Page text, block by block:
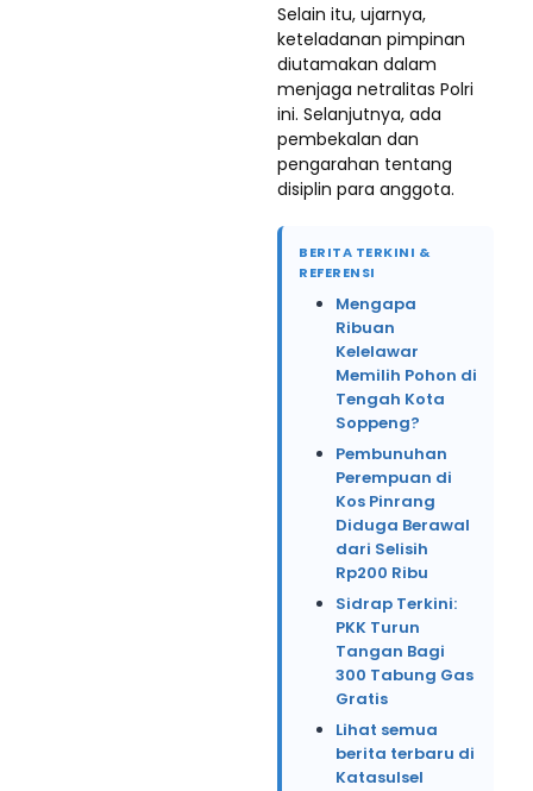
Selain itu, ujarnya,
keteladanan pimpinan
diutamakan dalam
menjaga netralitas Polri
ini. Selanjutnya, ada
pembekalan dan
pengarahan tentang
disiplin para anggota.
BERITA TERKINI &
REFERENSI
Mengapa
Ribuan
Kelelawar
Memilih Pohon di
Tengah Kota
Soppeng?
Pembunuhan
Perempuan di
Kos Pinrang
Diduga Berawal
dari Selisih
Rp200 Ribu
Sidrap Terkini:
PKK Turun
Tangan Bagi
300 Tabung Gas
Gratis
Lihat semua
berita terbaru di
Katasulsel